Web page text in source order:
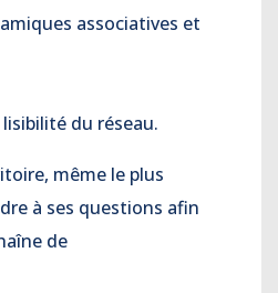
associatives et
du réseau.
même le plus
à ses questions afin
de